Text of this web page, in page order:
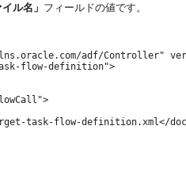
イル名」 フィールドの値です。
adf/Controller"
flow-definition">
task-flow-definition.xml</